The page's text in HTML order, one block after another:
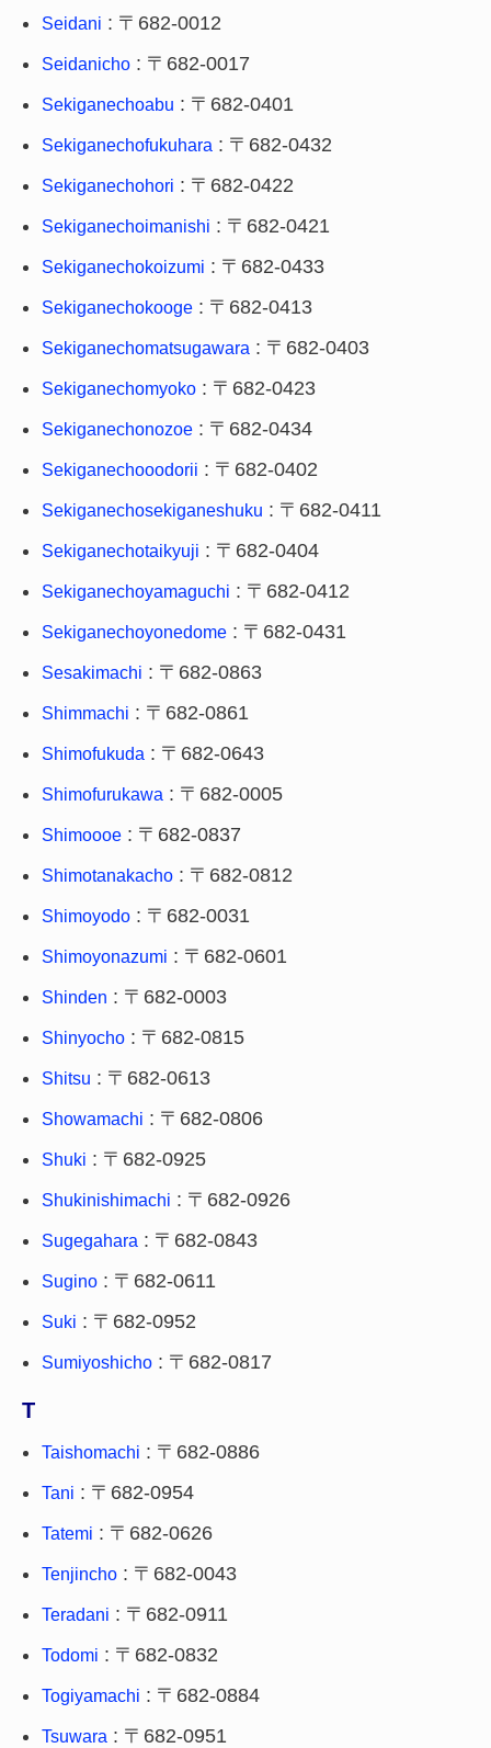
Seidani : 〒682-0012
Seidanicho : 〒682-0017
Sekiganechoabu : 〒682-0401
Sekiganechofukuhara : 〒682-0432
Sekiganechohori : 〒682-0422
Sekiganechoimanishi : 〒682-0421
Sekiganechokoizumi : 〒682-0433
Sekiganechokooge : 〒682-0413
Sekiganechomatsugawara : 〒682-0403
Sekiganechomyoko : 〒682-0423
Sekiganechonozoe : 〒682-0434
Sekiganechooodorii : 〒682-0402
Sekiganechosekiganeshuku : 〒682-0411
Sekiganechotaikyuji : 〒682-0404
Sekiganechoyamaguchi : 〒682-0412
Sekiganechoyonedome : 〒682-0431
Sesakimachi : 〒682-0863
Shimmachi : 〒682-0861
Shimofukuda : 〒682-0643
Shimofurukawa : 〒682-0005
Shimoooe : 〒682-0837
Shimotanakacho : 〒682-0812
Shimoyodo : 〒682-0031
Shimoyonazumi : 〒682-0601
Shinden : 〒682-0003
Shinyocho : 〒682-0815
Shitsu : 〒682-0613
Showamachi : 〒682-0806
Shuki : 〒682-0925
Shukinishimachi : 〒682-0926
Sugegahara : 〒682-0843
Sugino : 〒682-0611
Suki : 〒682-0952
Sumiyoshicho : 〒682-0817
T
Taishomachi : 〒682-0886
Tani : 〒682-0954
Tatemi : 〒682-0626
Tenjincho : 〒682-0043
Teradani : 〒682-0911
Todomi : 〒682-0832
Togiyamachi : 〒682-0884
Tsuwara : 〒682-0951